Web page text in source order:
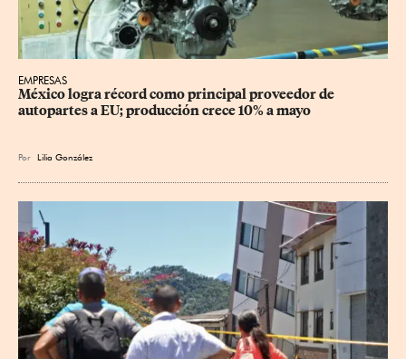
EMPRESAS
México logra récord como principal proveedor de
autopartes a EU; producción crece 10% a mayo
Por Lilia González